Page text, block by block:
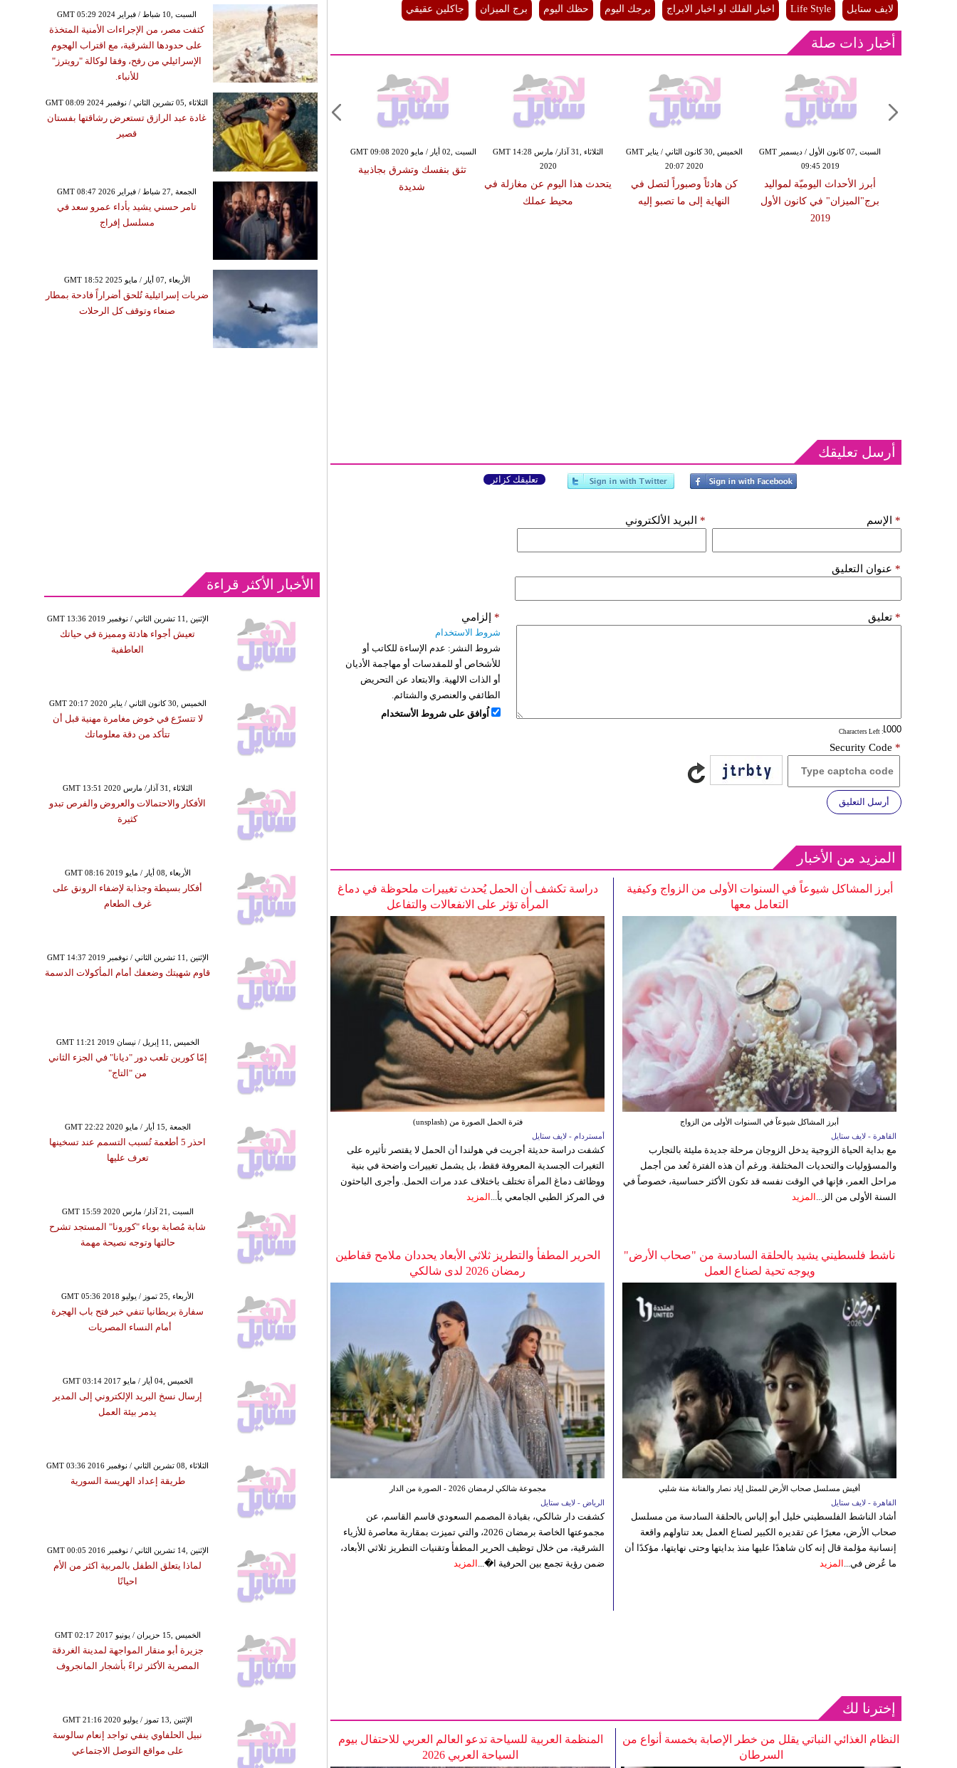
لايف ستايل Life Style اخبار الفلك او اخبار الابراج برجك اليوم حظك اليوم برج الميزان جاكلين عقيقي
أخبار ذات صلة
السبت ,02 أيار / مايو GMT 09:08 2020
تثق بنفسك وتشرق بجاذبية
شديدة
الثلاثاء ,31 آذار/ مارس GMT 14:28
2020
يتحدث هذا اليوم عن مغازلة في
محيط عملك
الخميس ,30 كانون الثاني / يناير GMT
20:07 2020
كن هادئاً وصبوراً لتصل في
النهاية إلى ما تصبو إليه
السبت ,07 كانون الأول / ديسمبر GMT
09:45 2019
أبرز الأحداث اليوميّة لمواليد
برج"الميزان" في كانون الأول
2019
أرسل تعليقك
تعليقك كزائر
الإسم * البريد الألكتروني *
عنوان التعليق *
تعليق *
: Characters Left
إلزامي *
شروط الاستخدام
شروط النشر: عدم الإساءة للكاتب أو
للأشخاص أو للمقدسات أو مهاجمة الأديان
أو الذات الالهية. والابتعاد عن التحريض
الطائفي والعنصري والشتائم.
اُوافق على شروط الأستخدام
Security Code *
أرسل التعليق
المزيد من الأخبار
دراسة تكشف أن الحمل يُحدث تغييرات ملحوظة في دماغ
المرأة تؤثر على الانفعالات والتفاعل
فترة الحمل الصورة من (unsplash)
أمستردام - لايف ستايل
كشفت دراسة حديثة أجريت في هولندا أن الحمل لا يقتصر تأثيره على
التغيرات الجسدية المعروفة فقط، بل يشمل تغييرات واضحة في بنية
ووظائف دماغ المرأة تختلف باختلاف عدد مرات الحمل. وأجرى الباحثون
في المركز الطبي الجامعي بأ... المزيد
أبرز المشاكل شيوعاً في السنوات الأولى من الزواج وكيفية
التعامل معها
أبرز المشاكل شيوعاً في السنوات الأولى من الزواج
القاهرة - لايف ستايل
مع بداية الحياة الزوجية يدخل الزوجان مرحلة جديدة مليئة بالتجارب
والمسؤوليات والتحديات المختلفة. ورغم أن هذه الفترة تُعد من أجمل
مراحل العمر، فإنها في الوقت نفسه قد تكون الأكثر حساسية، خصوصاً في
السنة الأولى من الز... المزيد
الحرير المطفأ والتطريز ثلاثي الأبعاد يحددان ملامح قفاطين
رمضان 2026 لدى شالكي
مجموعة شالكي لرمضان 2026 - الصورة من الدار
الرياض - لايف ستايل
كشفت دار شالكي، بقيادة المصمم السعودي قاسم القاسم، عن
مجموعتها الخاصة برمضان 2026، والتي تميزت بمقاربة معاصرة للأزياء
الشرقية، من خلال توظيف الحرير المطفأ وتقنيات التطريز ثلاثي الأبعاد،
ضمن رؤية تجمع بين الحرفية ا�... المزيد
ناشط فلسطيني يشيد بالحلقة السادسة من "صحاب الأرض"
ويوجه تحية لصناع العمل
أفيش مسلسل صحاب الأرض للممثل إياد نصار والفنانة منة شلبي
القاهرة - لايف ستايل
أشاد الناشط الفلسطيني خليل أبو إلياس بالحلقة السادسة من مسلسل
صحاب الأرض، معبرًا عن تقديره الكبير لصناع العمل بعد تناولهم واقعة
إنسانية مؤلمة قال إنه كان شاهدًا عليها منذ بدايتها وحتى نهايتها، مؤكدًا أن
ما عُرض في... المزيد
إخترنا لك
المنظمة العربية للسياحة تدعو العالم العربي للاحتفال بيوم
السياحة العربي 2026
النظام الغذائي النباتي يقلل من خطر الإصابة بخمسة أنواع من
السرطان
GMT 05:29 2024 السبت ,10 شباط / فبراير
كثفت مصر، من الإجراءات الأمنية المتخذة
على حدودها الشرقية، مع اقتراب الهجوم
الإسرائيلي من رفح، وفقا لوكالة "رويترز"
للأنباء.
GMT 08:09 2024 الثلاثاء ,05 تشرين الثاني / نوفمبر
غادة عبد الرازق تستعرض رشاقتها بفستان
قصير
GMT 08:47 2026 الجمعة ,27 شباط / فبراير
تامر حسني يشيد بأداء عمرو سعد في
مسلسل إفراج
GMT 18:52 2025 الأربعاء ,07 أيار / مايو
ضربات إسرائيلية تُلحق أضراراً فادحة بمطار
صنعاء وتوقف كل الرحلات
الأخبار الأكثر قراءة
GMT 13:36 2019 الإثنين ,11 تشرين الثاني / نوفمبر
تعيش أجواء هادئة ومميزة في حياتك
العاطفية
GMT 20:17 2020 الخميس ,30 كانون الثاني / يناير
لا تتسرّع في خوض مغامرة مهنية قبل أن
تتأكد من دقة معلوماتك
GMT 13:51 2020 الثلاثاء ,31 آذار/ مارس
الأفكار والاحتمالات والعروض والفرص تبدو
كثيرة
GMT 08:16 2019 الأربعاء ,08 أيار / مايو
أفكار بسيطة وجذابة لإضفاء الرونق على
غرف الطعام
GMT 14:37 2019 الإثنين ,11 تشرين الثاني / نوفمبر
قاوم شهيتك وضعفك أمام المأكولات الدسمة
GMT 11:21 2019 الخميس ,11 إبريل / نيسان
إمّا كورين تلعب دور "ديانا" في الجزء الثاني
من "التاج"
GMT 22:22 2020 الجمعة ,15 أيار / مايو
احذر 5 أطعمة تُسبب التسمم عند تسخينها
تعرف عليها
GMT 15:59 2020 السبت ,21 آذار/ مارس
شابة مُصابة بوباء "كورونا" المستجد تشرح
حالتها وتوجه نصيحة مهمة
GMT 05:36 2018 الأربعاء ,25 تموز / يوليو
سفارة بريطانيا تنفي خبر فتح باب الهجرة
أمام النساء المصريات
GMT 03:14 2017 الخميس ,04 أيار / مايو
إرسال نسخ البريد الإلكتروني إلى المدير
يدمر بيئة العمل
GMT 03:36 2016 الثلاثاء ,08 تشرين الثاني / نوفمبر
طريقة إعداد الهريسة السورية
GMT 00:05 2016 الإثنين ,14 تشرين الثاني / نوفمبر
لماذا يتعلق الطفل بالمربية اكثر من الأم
احيانًا
GMT 02:17 2017 الخميس ,15 حزيران / يونيو
جزيرة أبو منقار المواجهة لمدينة الغردقة
المصرية الأكثر ثراءً بأشجار المانجروف
GMT 21:16 2020 الإثنين ,13 تموز / يوليو
نبيل الحلفاوي ينفي تواجد إنعام سالوسة
على مواقع التوصل الاجتماعي